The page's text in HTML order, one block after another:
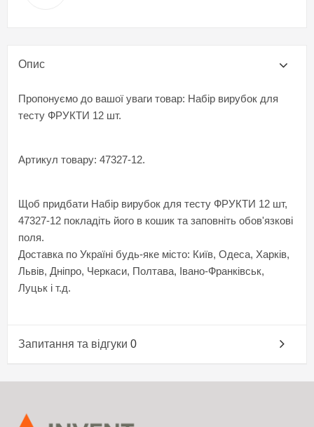
Опис
Пропонуємо до вашої уваги товар: Набір вирубок для
тесту ФРУКТИ 12 шт.
Артикул товару: 47327-12.
Щоб придбати Набір вирубок для тесту ФРУКТИ 12 шт,
47327-12 покладіть його в кошик та заповніть обов'язкові
поля.
Доставка по Україні будь-яке місто: Київ, Одеса, Харків,
Львів, Дніпро, Черкаси, Полтава, Івано-Франківськ,
Луцьк і т.д.
Запитання та відгуки 0